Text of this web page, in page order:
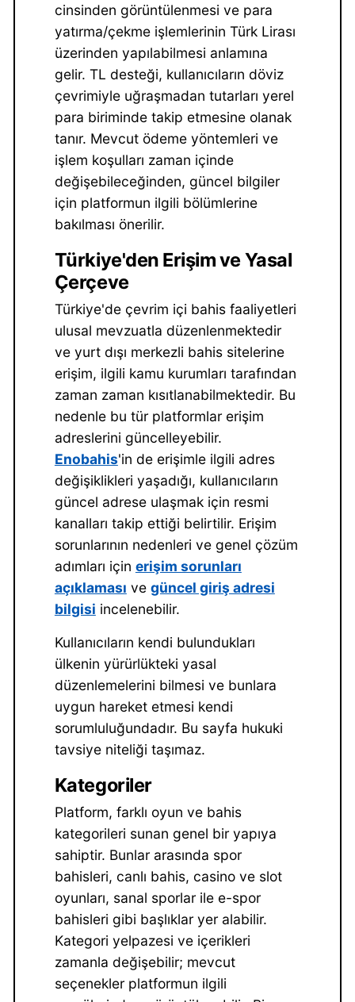
cinsinden görüntülenmesi ve para
yatırma/çekme işlemlerinin Türk Lirası
üzerinden yapılabilmesi anlamına
gelir. TL desteği, kullanıcıların döviz
çevrimiyle uğraşmadan tutarları yerel
para biriminde takip etmesine olanak
tanır. Mevcut ödeme yöntemleri ve
işlem koşulları zaman içinde
değişebileceğinden, güncel bilgiler
için platformun ilgili bölümlerine
bakılması önerilir.
Türkiye'den Erişim ve Yasal
Çerçeve
Türkiye'de çevrim içi bahis faaliyetleri
ulusal mevzuatla düzenlenmektedir
ve yurt dışı merkezli bahis sitelerine
erişim, ilgili kamu kurumları tarafından
zaman zaman kısıtlanabilmektedir. Bu
nedenle bu tür platformlar erişim
adreslerini güncelleyebilir.
Enobahis'in de erişimle ilgili adres
değişiklikleri yaşadığı, kullanıcıların
güncel adrese ulaşmak için resmi
kanalları takip ettiği belirtilir. Erişim
sorunlarının nedenleri ve genel çözüm
adımları için erişim sorunları
açıklaması ve güncel giriş adresi
bilgisi incelenebilir.
Kullanıcıların kendi bulundukları
ülkenin yürürlükteki yasal
düzenlemelerini bilmesi ve bunlara
uygun hareket etmesi kendi
sorumluluğundadır. Bu sayfa hukuki
tavsiye niteliği taşımaz.
Kategoriler
Platform, farklı oyun ve bahis
kategorileri sunan genel bir yapıya
sahiptir. Bunlar arasında spor
bahisleri, canlı bahis, casino ve slot
oyunları, sanal sporlar ile e-spor
bahisleri gibi başlıklar yer alabilir.
Kategori yelpazesi ve içerikleri
zamanla değişebilir; mevcut
seçenekler platformun ilgili